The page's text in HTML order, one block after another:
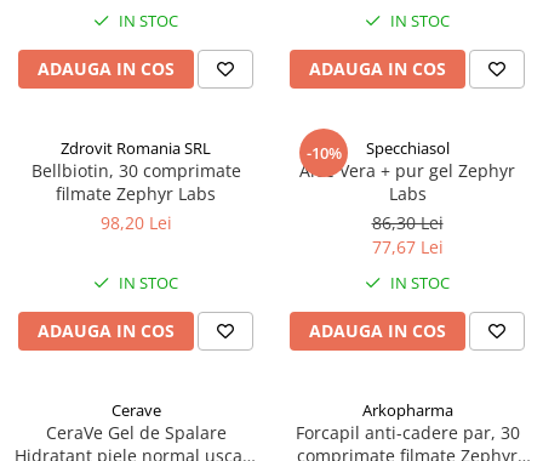
IN STOC
ADAUGA IN COS
IN STOC
ADAUGA IN COS
Zdrovit Romania SRL
Bellbiotin, 30 comprimate
filmate Zephyr Labs
98,20 Lei
IN STOC
ADAUGA IN COS
-10% Specchiasol
Aloe Vera + pur gel Zephyr
Labs
86,30 Lei
77,67 Lei
IN STOC
ADAUGA IN COS
Cerave
CeraVe Gel de Spalare
Hidratant piele normal uscata
Arkopharma
Forcapil anti-cadere par, 30
comprimate filmate Zephyr